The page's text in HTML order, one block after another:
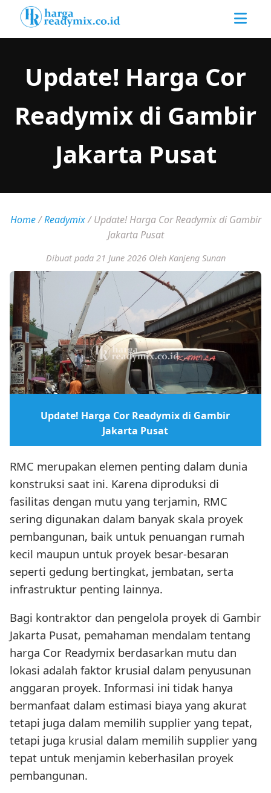
Update! Harga Cor
Readymix di Gambir
Jakarta Pusat
Home/Readymix/Update! Harga Cor Readymix di Gambir
Jakarta Pusat
Dibuat pada 21 June 2026 Oleh Kanjeng Sunan
Update! Harga Cor Readymix di Gambir
Jakarta Pusat
RMC merupakan elemen penting dalam dunia
konstruksi saat ini. Karena diproduksi di
fasilitas dengan mutu yang terjamin, RMC
sering digunakan dalam banyak skala proyek
pembangunan, baik untuk penuangan rumah
kecil maupun untuk proyek besar-besaran
seperti gedung bertingkat, jembatan, serta
infrastruktur penting lainnya.
Bagi kontraktor dan pengelola proyek di Gambir
Jakarta Pusat, pemahaman mendalam tentang
harga Cor Readymix berdasarkan mutu dan
lokasi adalah faktor krusial dalam penyusunan
anggaran proyek. Informasi ini tidak hanya
bermanfaat dalam estimasi biaya yang akurat
tetapi juga dalam memilih supplier yang tepat,
tetapi juga krusial dalam memilih supplier yang
tepat untuk menjamin keberhasilan proyek
pembangunan.